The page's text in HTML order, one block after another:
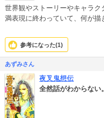
世界観やストーリーやキャラ
満表現に終わっていて、何が描
作品の世界に引き込む描かれ
漫画表現はセンスの部分もある
分もあるものと思います。商
作者を別に付けて、絵だけ描
た。
参考になった(1)
あずみさん
夜叉鬼想伝
全然話がわからな